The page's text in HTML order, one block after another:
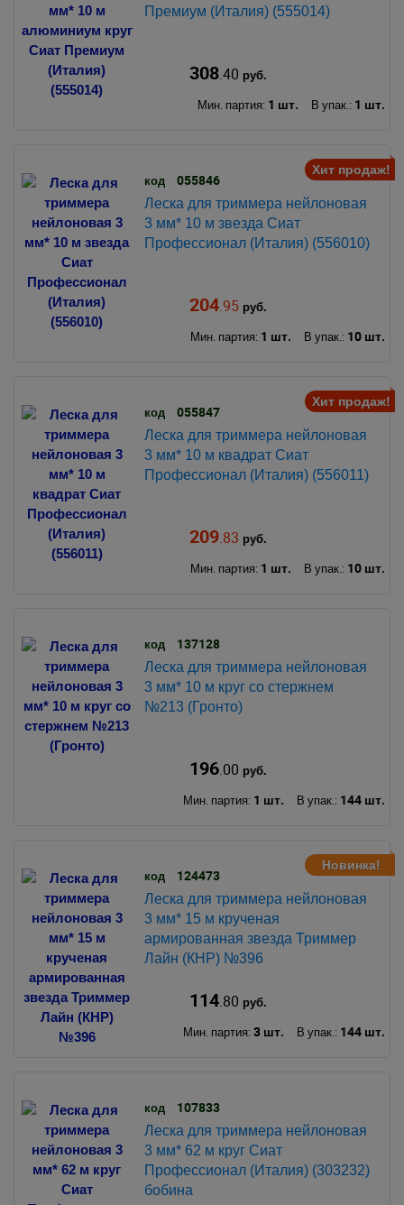
Премиум (Италия) (555014)
308.40 руб.
Мин. партия: 1 шт. В упак.: 1 шт.
Хит продаж!
код 055846
Леска для триммера нейлоновая
3 мм* 10 м звезда Сиат
Профессионал (Италия) (556010)
204.95руб.
Мин. партия: 1 шт. В упак.: 10 шт.
Хит продаж!
код 055847
Леска для триммера нейлоновая
3 мм* 10 м квадрат Сиат
Профессионал (Италия) (556011)
209.83 руб.
Мин. партия: 1 шт. В упак.: 10 шт.
код 137128
Леска для триммера нейлоновая
3 мм* 10 м круг со стержнем
№213 (Гронто)
196.00 руб.
Мин. партия: 1 шт. В упак.: 144 шт.
Новинка!
код 124473
Леска для триммера нейлоновая
3 мм* 15 м крученая
армированная звезда Триммер
Лайн (КНР) №396
114.80 руб.
Мин. партия: 3 шт. В упак.: 144 шт.
код 107833
Леска для триммера нейлоновая
3 мм* 62 м круг Сиат
Профессионал (Италия) (303232)
бобина